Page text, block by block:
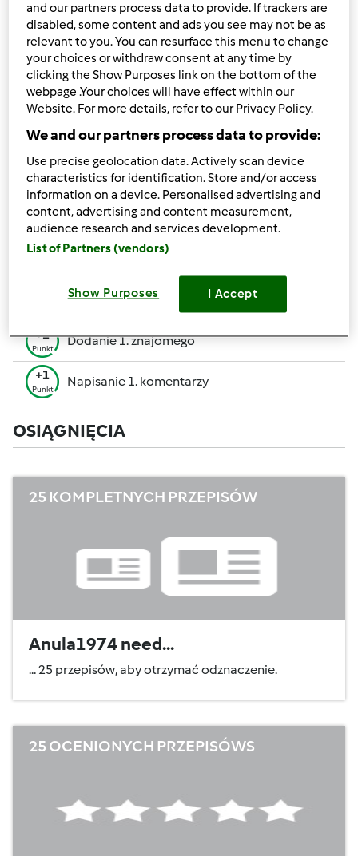
W JAKI SPOSÓB MOŻESZ OTRZYMAĆ
PUNKTY ZA AKTYWNOŚĆ?
Punkty można otrzymać za aktywności, które są
wymienione poniżej. Za każdym razem, gdy otrzymujesz
punkty, są one dodawane to Twojej kariery użytkownika.
Poniżej możesz również sprawdzić które aktywności
społecznościowym.
+50
Punktów
Zwycięzca konkursu
+10
Utworzenie przepisu (całość = 10 pkt, część =
Ocenienie 1 przepisu
+1
Punkt
Dodanie 1. znajomego
+1
Punkt
Napisanie 1. komentarzy
OSIĄGNIĘCIA
25 KOMPLETNYCH PRZEPISÓW
Anula1974 need...
... 25 przepisów, aby otrzymać odznaczenie.
25 OCENIONYCH PRZEPISÓWS
and our partners process data to provide. If trackers are
disabled, some content and ads you see may not be as
relevant to you. You can resurface this menu to change
your choices or withdraw consent at any time by
clicking the Show Purposes link on the bottom of the
webpage .Your choices will have effect within our
Website. For more details, refer to our Privacy Policy.
We and our partners process data to provide:
Use precise geolocation data. Actively scan device
characteristics for identification. Store and/or access
information on a device. Personalised advertising and
content, advertising and content measurement,
audience research and services development.
List of Partners (vendors)
Show Purposes I Accept